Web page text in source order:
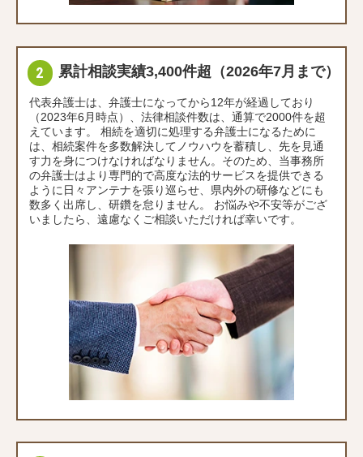
累計相談実績3,400件超（2026年7月まで）
代表弁護士は、弁護士になってから12年が経過しており
（2023年6月時点）、法律相談件数は、通算で2000件を超
えています。 相続を適切に処理する弁護士になるために
は、相続案件を多数解決してノウハウを蓄積し、先を見通
す力を身につけなければなりません。そのため、当事務所
の弁護士はより専門的で高度な法的サービスを提供できる
ように日々アンテナを張り巡らせ、県内外の研修などにも
数多く出席し、研鑽を怠りません。 お悩みや不安等がござ
いましたら、遠慮なくご相談いただければ幸いです。